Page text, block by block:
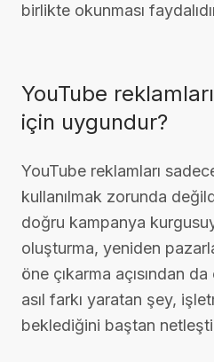
birlikte okunması
YouTube
için uygundur?
YouTube reklamları
kullanılmak zorunda
doğru kampanya
oluşturma, yeniden
öne çıkarma açısından
asıl farkı yaratan şey,
beklediğini baştan